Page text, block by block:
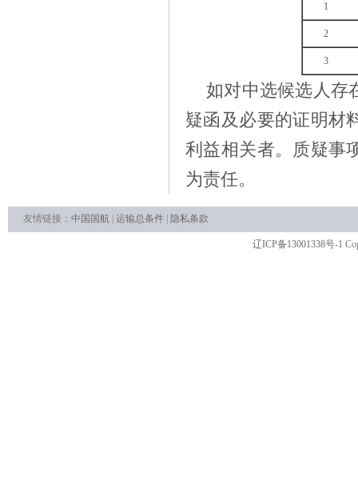
1
2
3
如对中选候选人存
疑函及必要的证明材
利益相关者。质疑事
为责任。
友情链接： 中国国航 运输总条件 隐私条款
辽ICP备13001338号-1